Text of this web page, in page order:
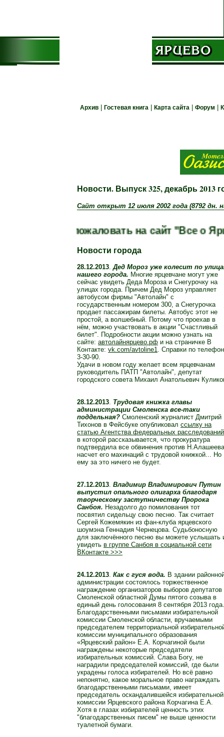
Архив |Гостевая книга |Карта сайта |Форум |
Новости. Выпуск 325, декабрь 2013
Сайт открыт 12 июля 2002 года (8792 дн.
Добро пожаловать на сайт "Все о
Новости города
28.12.2013.Дед Мороз уже колесит по
нашего города. Многие ярцевчане могут уже
сейчас увидеть Деда Мороза и Снегурочку на
улицах города. Причем Дед Мороз управляет
автобусом фирмы "Автолайн" с
государственным номером 300, а Снегурочка
продает пассажирам билеты. Автобус этот не
простой, а волшебный. Потому что проехав в
нём, можно участвовать в акции "Счастливый
билет". Подробности акции можно узнать на
сайте: автолайнярцево.рф и на страничке В
Контакте: vk.com/avtoline1. Справки по
3-30-90.
Удачи в новом году желает всем ярцевчанам
руководитель ПАТП "Автолайн", депутат
городского совета Михаил Анатольевич
28.12.2013. Трудовая книжка главы
администрации Смоленска все-таки
поддельная? Смоленский журналист Дмитрий
Тихонов в Фейсбуке опубликовал ссылку на
статью Агентства федеральных расследований
в которой рассказывается, что прокуратура
подтвердила все обвинения против Н.Алашеева
насчет его махинаций с трудовой книжкой... Но
ему за это ничего не будет.
27.12.2013. Владимир Владимирович Путин
выпустил опального олигарха благодаря
творческому заступничеству Пророка
Санбоя. Незадолго до помилования тот
посвятил сидельцу свою песню. Так считает
Сергей Кожемякин из фан-клуба ярцевского
шоумэна Геннадия Чернецова. Судьбоносную
для заключённого песню вы можете услышать
увидеть в группе Санбоя в социальной сети
ВКонтакте >>>
24.12.2013. Как с гуся вода. В здании
администрации состоялось торжественное
награждение организаторов выборов депутатов
Смоленской областной Думы пятого созыва в
единый день голосования 8 сентября 2013 года.
Благодарственными письмами избирательной
комиссии Смоленской области, вручаемыми
председателем территориальной
комиссии муниципального образования
«Ярцевский район» Е.А. Корчагиной были
награждены некоторые председатели
избирательных комиссий. Слава Богу, не
наградили председателей комиссий, где были
украдены голоса избирателей. Но всё равно
непонятно, какое моральное право награждать
благодарственными письмами, имеет
председатель оскандалившейся избирательной
комиссии Ярцевского района Корчагина Е.А.
Хотя в глазах избирателей ценность этих
"благодарственных писем" не выше ценности
туалетной бумаги.